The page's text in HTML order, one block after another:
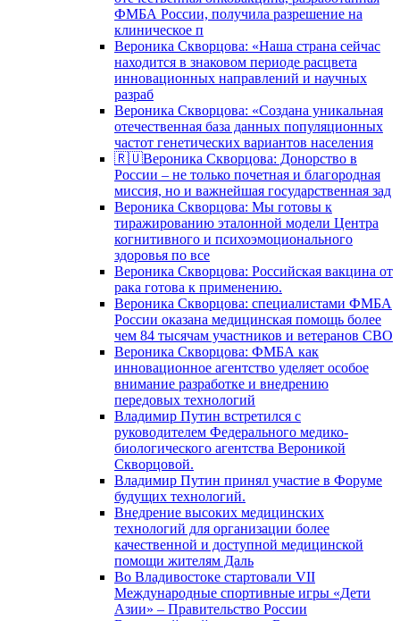
ФМБА России, получила разрешение на
клиническое п
Вероника Скворцова: «Наша страна сейчас
находится в знаковом периоде расцвета
инновационных направлений и научных
разраб
Вероника Скворцова: «Создана уникальная
отечественная база данных популяционных
частот генетических вариантов населения
🇷🇺Вероника Скворцова: Донорство в
России – не только почетная и благородная
миссия, но и важнейшая государственная зад
Вероника Скворцова: Мы готовы к
тиражированию эталонной модели Центра
когнитивного и психоэмоционального
здоровья по все
Вероника Скворцова: Российская вакцина от
рака готова к применению.
Вероника Скворцова: специалистами ФМБА
России оказана медицинская помощь более
чем 84 тысячам участников и ветеранов СВО
Вероника Скворцова: ФМБА как
инновационное агентство уделяет особое
внимание разработке и внедрению
передовых технологий
Владимир Путин встретился с
руководителем Федерального медико-
биологического агентства Вероникой
Скворцовой.
Владимир Путин принял участие в Форуме
будущих технологий.
Внедрение высоких медицинских
технологий для организации более
качественной и доступной медицинской
помощи жителям Даль
Во Владивостоке стартовали VII
Международные спортивные игры «Дети
Азии» – Правительство России